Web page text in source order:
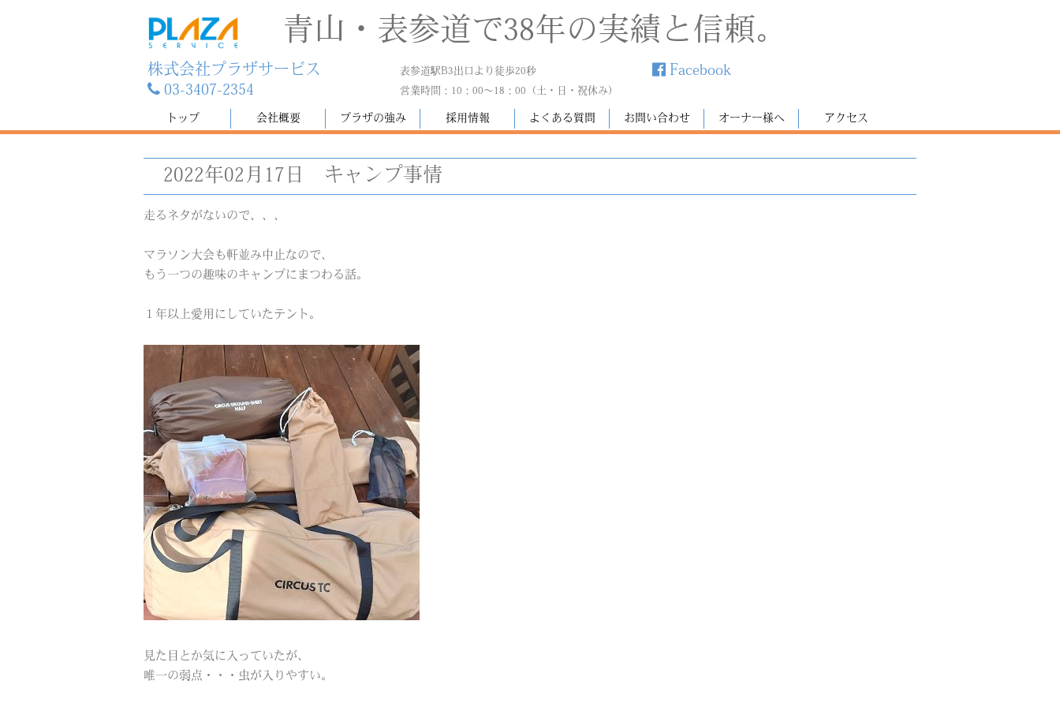
青山・表参道で38年の実績と信頼。
株式会社プラザサービス
03-3407-2354
表参道駅B3出口より徒歩20秒
営業時間：10：00～18：00（土・日・祝休み）
Facebook
トップ 会社概要 プラザの強み 採用情報 よくある質問 お問い合わせ オーナー様へ アクセス
2022年02月17日 キャンプ事情
走るネタがないので、、、
マラソン大会も軒並み中止なので、
もう一つの趣味のキャンプにまつわる話。
１年以上愛用にしていたテント。
見た目とか気に入っていたが、
唯一の弱点・・・虫が入りやすい。